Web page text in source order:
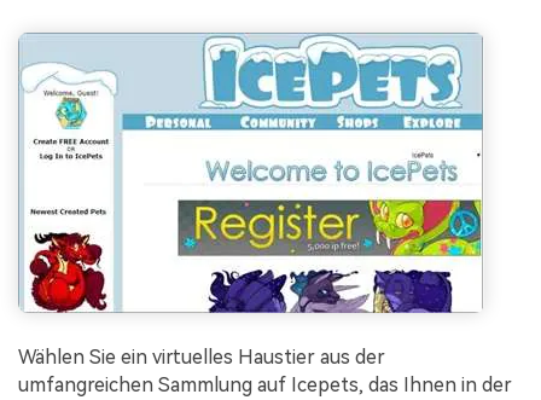
Wählen Sie ein virtuelles Haustier aus der
umfangreichen Sammlung auf Icepets, das Ihnen in der